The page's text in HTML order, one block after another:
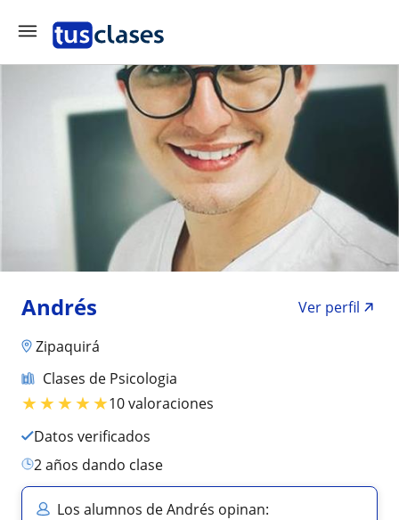
Andrés
Ver perfil
Zipaquirá
Clases de Psicologia
★★★★★10 valoraciones
Datos verificados
2 años dando clase
Los alumnos de Andrés opinan: